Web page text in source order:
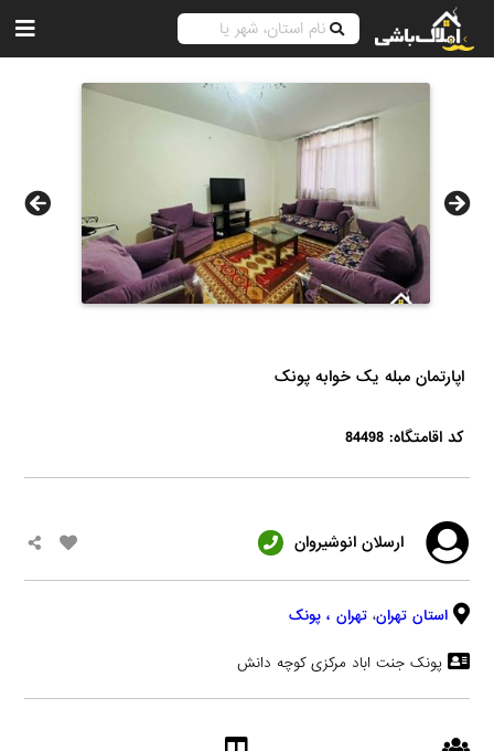
اپارتمان مبله یک خوابه پونک
کد اقامتگاه: 84498
ارسلان انوشیروان
استان تهران، تهران ، پونک
پونک جنت اباد مرکزی کوچه دانش